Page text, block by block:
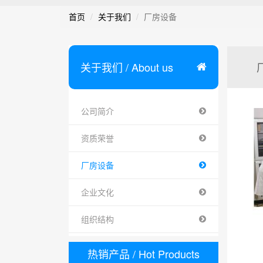
首页 关于我们 厂房设备
关于我们 / About us
公司简介
资质荣誉
厂房设备
企业文化
组织结构
热销产品 / Hot Products